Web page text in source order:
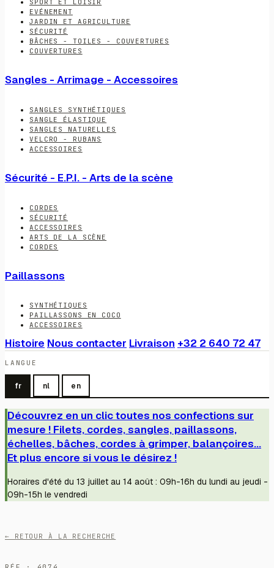
SPORT ET LOISIR
EVÉNEMENT
JARDIN ET AGRICULTURE
SÉCURITÉ
BÂCHES - TOILES - COUVERTURES
COUVERTURES
Sangles - Arrimage - Accessoires
SANGLES SYNTHÉTIQUES
SANGLE ÉLASTIQUE
SANGLES NATURELLES
VELCRO - RUBANS
ACCESSOIRES
Sécurité - E.P.I. - Arts de la scène
CORDES
SÉCURITÉ
ACCESSOIRES
ARTS DE LA SCÈNE
CORDES
Paillassons
SYNTHÉTIQUES
PAILLASSONS EN COCO
ACCESSOIRES
Histoire Nous contacter Livraison +32 2 640 72 47
LANGUE
fr nl en
Découvrez en un clic toutes nos confections sur
mesure ! Filets, cordes, sangles, paillassons,
échelles, bâches, cordes à grimper, balançoires...
Et plus encore si vous le désirez !
Horaires d'été du 13 juillet au 14 août : 09h-16h du lundi au jeudi -
09h-15h le vendredi
← RETOUR À LA RECHERCHE